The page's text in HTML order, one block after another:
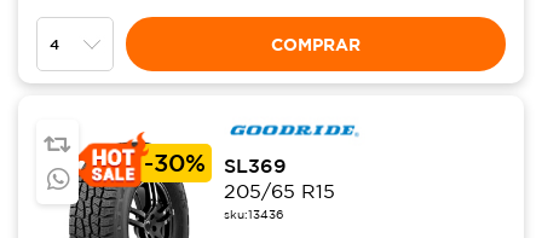
COMPRAR
-30%
SL369
205/65 R15
sku:13436